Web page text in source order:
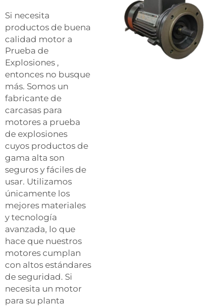
Si necesita
productos de buena
calidad motor a
Prueba de
Explosiones ,
entonces no busque
más. Somos un
fabricante de
carcasas para
motores a prueba
de explosiones
cuyos productos de
gama alta son
seguros y fáciles de
usar. Utilizamos
únicamente los
mejores materiales
y tecnología
avanzada, lo que
hace que nuestros
motores cumplan
con altos estándares
de seguridad. Si
necesita un motor
para su planta